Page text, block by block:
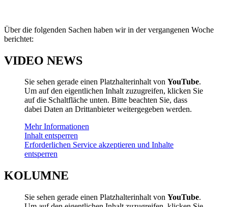
Über die folgenden Sachen haben wir in der vergangenen Woche
berichtet:
VIDEO NEWS
Sie sehen gerade einen Platzhalterinhalt von YouTube.
Um auf den eigentlichen Inhalt zuzugreifen, klicken Sie
auf die Schaltfläche unten. Bitte beachten Sie, dass
dabei Daten an Drittanbieter weitergegeben werden.
Mehr Informationen
Inhalt entsperren
Erforderlichen Service akzeptieren und Inhalte
entsperren
KOLUMNE
Sie sehen gerade einen Platzhalterinhalt von YouTube.